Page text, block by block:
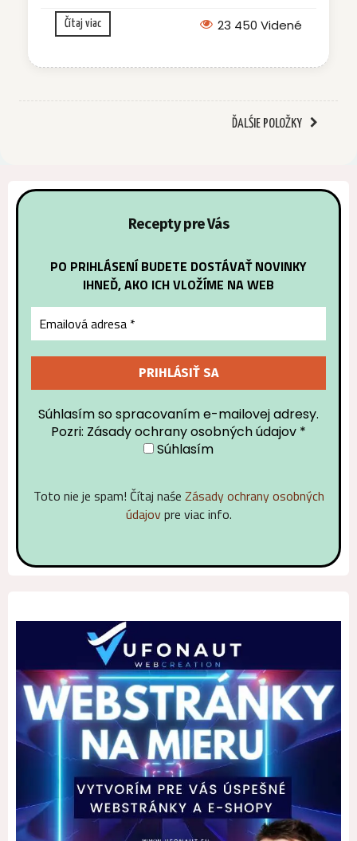
Čítaj viac 23 450 Videné
ĎALŚIE POLOŽKY
Recepty pre Vás
PO PRIHLÁSENÍ BUDETE DOSTÁVAŤ NOVINKY
IHNEĎ, AKO ICH VLOŽÍME NA WEB
Súhlasím so spracovaním e-mailovej adresy.
Pozri: Zásady ochrany osobných údajov *
Súhlasím
Toto nie je spam! Čítaj naśe Zásady ochrany osobných
údajovpre viac info.
Alternative: